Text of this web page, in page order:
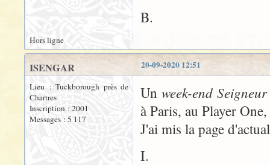
B.
Hors ligne
20-09-2020 12:51
ISENGAR
Lieu : Tuckborough près de
Chartres
Inscription : 2001
Messages : 5 117
Unweek-end
à Paris, au Player
J'ai mis la page
I.